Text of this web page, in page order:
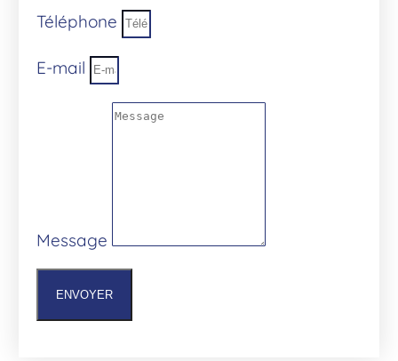
Téléphone
E-mail
Message
ENVOYER